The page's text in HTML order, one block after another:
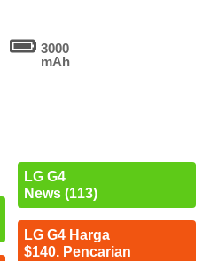
3000
mAh
LG G4
News (113)
LG G4 Harga
$140. Pencarian